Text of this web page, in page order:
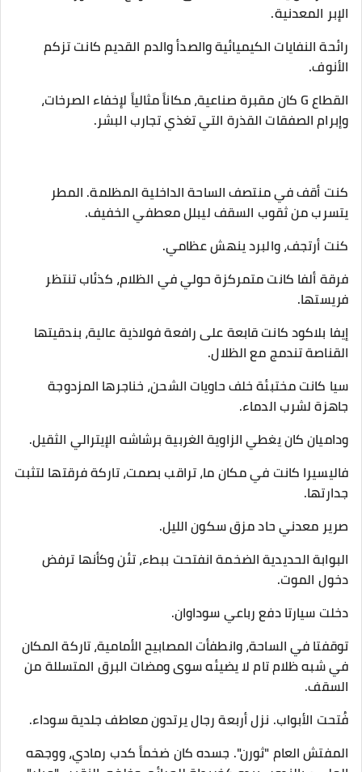
الإبر المعدنية.
رائحة النفايات الكيميائية والصدأ والدم القديم كانت تزكم
الأنوف.
القطاع G كان مقبرة صناعية، مكاناً مثالياً لإخفاء الصرخات،
وإبرام الصفقات القذرة التي تغذي تجارب البشر.
​كنت أقف في منتصف الساحة الداخلية المظلمة. المطر
يتسرب من ثقوب السقف ليبلل معطفي الخفيف.
كنت أرتجف، والبرد ينهش عظامي.
​فرقة ألفا كانت متمركزة حولي في الظلام، كذئاب تنتظر
فريستها.
إيفا بلاكود كانت قابعة على رافعة فولاذية عالية، بندقيتها
القناصة تندمج مع الظلال.
سيا كانت مختبئة خلف حاويات الشحن، خناجرها المزدوجة
جاهزة لشرب الدماء.
وداميان كان يغطي الزاوية الغربية برشاشه الإيترالي الثقيل.
فاليسيرا كانت في مكان ما، تراقب بصمت، تاركة فرقتها لتثبت
جدارتها.
​صرير معدني حاد مزق سكون الليل.
​البوابة الحديدية الضخمة انفتحت ببطء، تئن وكأنها ترفض
دخول الموت.
دخلت سيارتا دفع رباعي سوداوان.
توقفتا في الساحة، وانطفأت المصابيح الأمامية، تاركة المكان
في شبه ظلام تام لا يضيئه سوى ومضات البرق المتسللة من
السقف.
​فُتحت الأبواب. نزل أربعة رجال يرتدون معاطف جلدية سوداء.
​المفتش العام "ثورن". جسده كان ضخماً كدب رمادي، ووجهه